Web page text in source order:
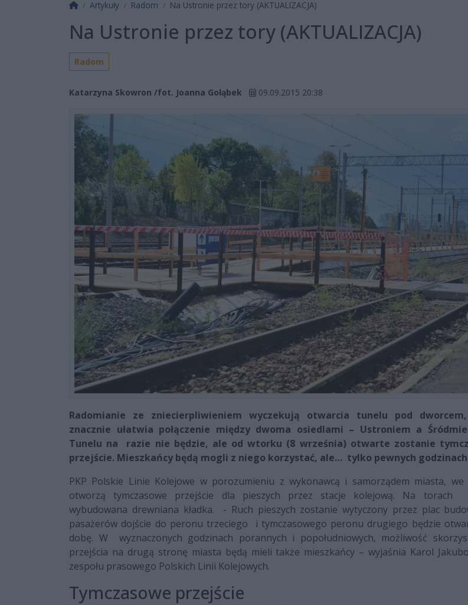
Strona główna
Artykuły Radom Na Ustronie przez tory (AKTUALIZACJA)
Na Ustronie przez tory (AKTUALIZACJA)
Radom
Katarzyna Skowron /fot. Joanna Gołąbek 09.09.2015 20:38
Radomianie ze zniecierpliwieniem wyczekują otwarcia tunelu pod
znacznie ułatwia połączenie między dwoma osiedlami – Ustroniem a
Tunelu na razie nie będzie, ale od wtorku (8 września) otwarte zostanie
przejście. Mieszkańcy będą mogli z niego korzystać, ale… tylko pewnych
PKP Polskie Linie Kolejowe w porozumieniu z wykonawcą i samorządem miasta,
otworzą tymczasowe przejście dla pieszych przez stacje kolejową. Na torach
wybudowana drewniana kładka. - Ruch pieszych zostanie wytyczony przez plac
pasażerów dojście do peronu trzeciego i tymczasowego peronu drugiego będzie
dobę. W wyznaczonych godzinach porannych i popołudniowych, możliwość
przejścia na drugą stronę miasta będą mieli także mieszkańcy – wyjaśnia Karol
zespołu prasowego Polskich Linii Kolejowych.
Tymczasowe przejście